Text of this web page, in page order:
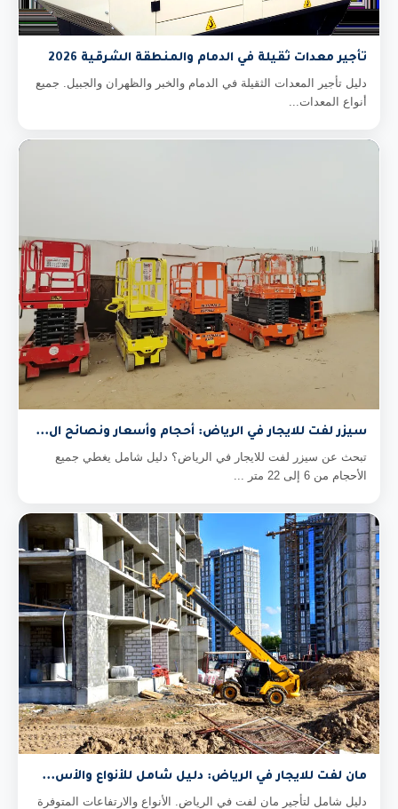
تأجير معدات ثقيلة في الدمام والمنطقة الشرقية 2026
دليل تأجير المعدات الثقيلة في الدمام والخبر والظهران والجبيل. جميع
أنواع المعدات...
سيزر لفت للايجار في الرياض: أحجام وأسعار ونصائح ال...
تبحث عن سيزر لفت للايجار في الرياض؟ دليل شامل يغطي جميع
الأحجام من 6 إلى 22 متر ...
مان لفت للايجار في الرياض: دليل شامل للأنواع والأس...
دليل شامل لتأجير مان لفت في الرياض. الأنواع والارتفاعات المتوفرة